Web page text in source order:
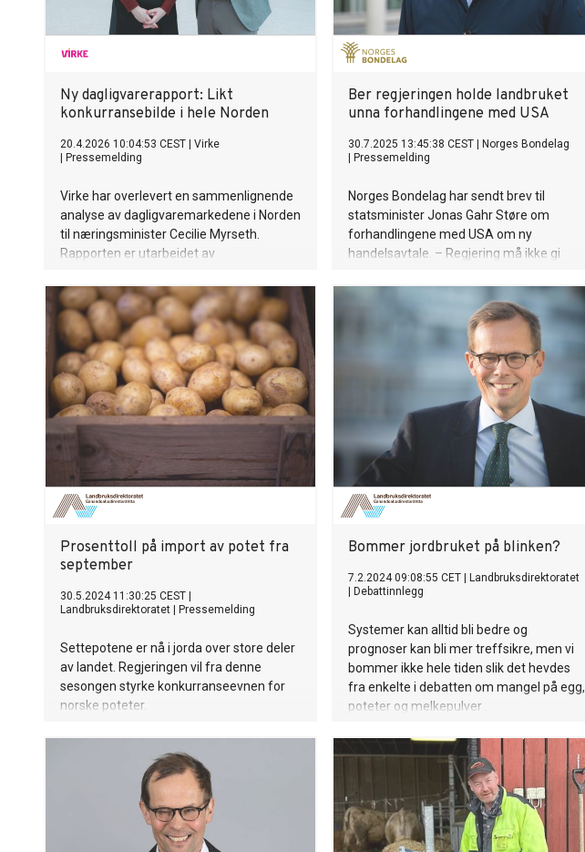
Ny dagligvarerapport: Likt
konkurransebilde i hele Norden
20.4.2026 10:04:53 CEST
Virke
Pressemelding
Virke har overlevert en sammenlignende
analyse av dagligvaremarkedene i Norden
til næringsminister Cecilie Myrseth.
Rapporten er utarbeidet av
viser at det norske dagligvaremarkedet er
svært likt markedene i resten av Norden.
Ber regjeringen holde landbruket
unna forhandlingene med USA
30.7.2025 13:45:38 CEST
Norges Bondelag
Pressemelding
Norges Bondelag har sendt brev til
statsminister Jonas Gahr Støre om
forhandlingene med USA om ny
handelsavtale. – Regjering må ikke gi
mot det norske tollvernet for
landbruksprodukter, sier Bjørn Gimming.
Et sterkt tollvern er avgjørende for økt
matberedskap, mattrygghet og
distriktslandbruket framover, og en
forutsetning for både bøndene,
næringsmiddelindustrien og forbrukerne.
Prosenttoll på import av potet fra
september
30.5.2024 11:30:25 CEST
Landbruksdirektoratet
Pressemelding
Settepotene er nå i jorda over store deler
av landet. Regjeringen vil fra denne
sesongen styrke konkurranseevnen for
norske poteter.
Bommer jordbruket på blinken?
7.2.2024 09:08:55 CET
Landbruksdirektoratet
Debattinnlegg
Systemer kan alltid bli bedre og
prognoser kan bli mer treffsikre, men vi
bommer ikke hele tiden slik det hevdes
fra enkelte i debatten om mangel på egg,
poteter og melkepulver .